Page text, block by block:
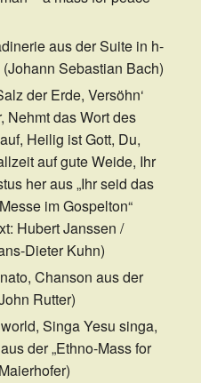
aus der Suite in h-
Sebastian Bach)
der Erde, Versöhn‘
Nehmt das Wort des
Heilig ist Gott, Du,
auf gute Weide, Ihr
her aus „Ihr seid das
im Gospelton“
Hubert Janssen /
Dieter Kuhn)
Chanson aus der
Rutter)
Singa Yesu singa,
der „Ethno-Mass for